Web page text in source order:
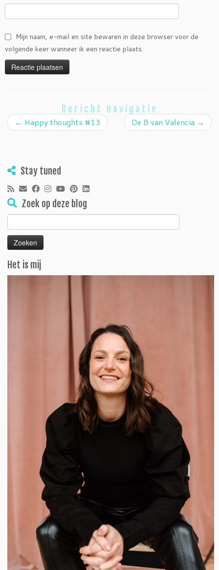
Mijn naam, e-mail en site bewaren in deze browser voor de
volgende keer wanneer ik een reactie plaats.
Bericht navigatie
← Happy thoughts #13 De B van Valencia →
Stay tuned
Zoek op deze blog
Zoeken
naar:
Het is mij